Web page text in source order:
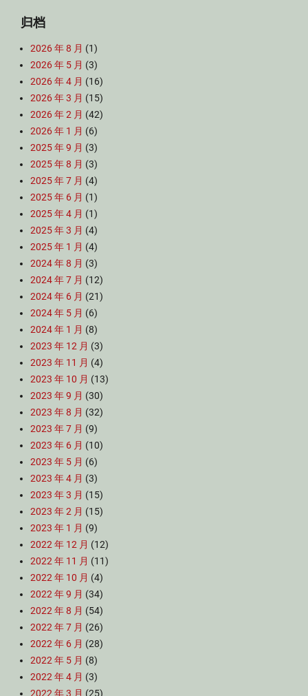
归档
2026 年 8 月 (1)
2026 年 5 月 (3)
2026 年 4 月 (16)
2026 年 3 月 (15)
2026 年 2 月 (42)
2026 年 1 月 (6)
2025 年 9 月 (3)
2025 年 8 月 (3)
2025 年 7 月 (4)
2025 年 6 月 (1)
2025 年 4 月 (1)
2025 年 3 月 (4)
2025 年 1 月 (4)
2024 年 8 月 (3)
2024 年 7 月 (12)
2024 年 6 月 (21)
2024 年 5 月 (6)
2024 年 1 月 (8)
2023 年 12 月 (3)
2023 年 11 月 (4)
2023 年 10 月 (13)
2023 年 9 月 (30)
2023 年 8 月 (32)
2023 年 7 月 (9)
2023 年 6 月 (10)
2023 年 5 月 (6)
2023 年 4 月 (3)
2023 年 3 月 (15)
2023 年 2 月 (15)
2023 年 1 月 (9)
2022 年 12 月 (12)
2022 年 11 月 (11)
2022 年 10 月 (4)
2022 年 9 月 (34)
2022 年 8 月 (54)
2022 年 7 月 (26)
2022 年 6 月 (28)
2022 年 5 月 (8)
2022 年 4 月 (3)
2022 年 3 月 (25)